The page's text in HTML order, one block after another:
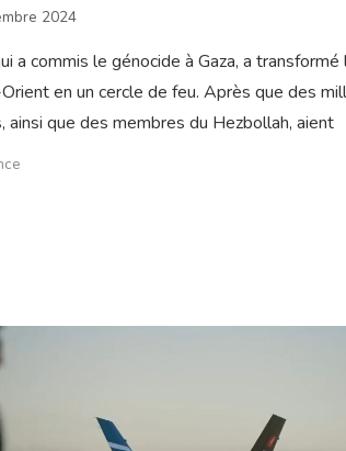
2024
a commis le génocide à Gaza, a transformé
en un cercle de feu. Après que des
ainsi que des membres du Hezbollah, aient